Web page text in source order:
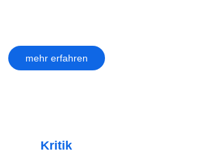
mehr erfahren
Kritik